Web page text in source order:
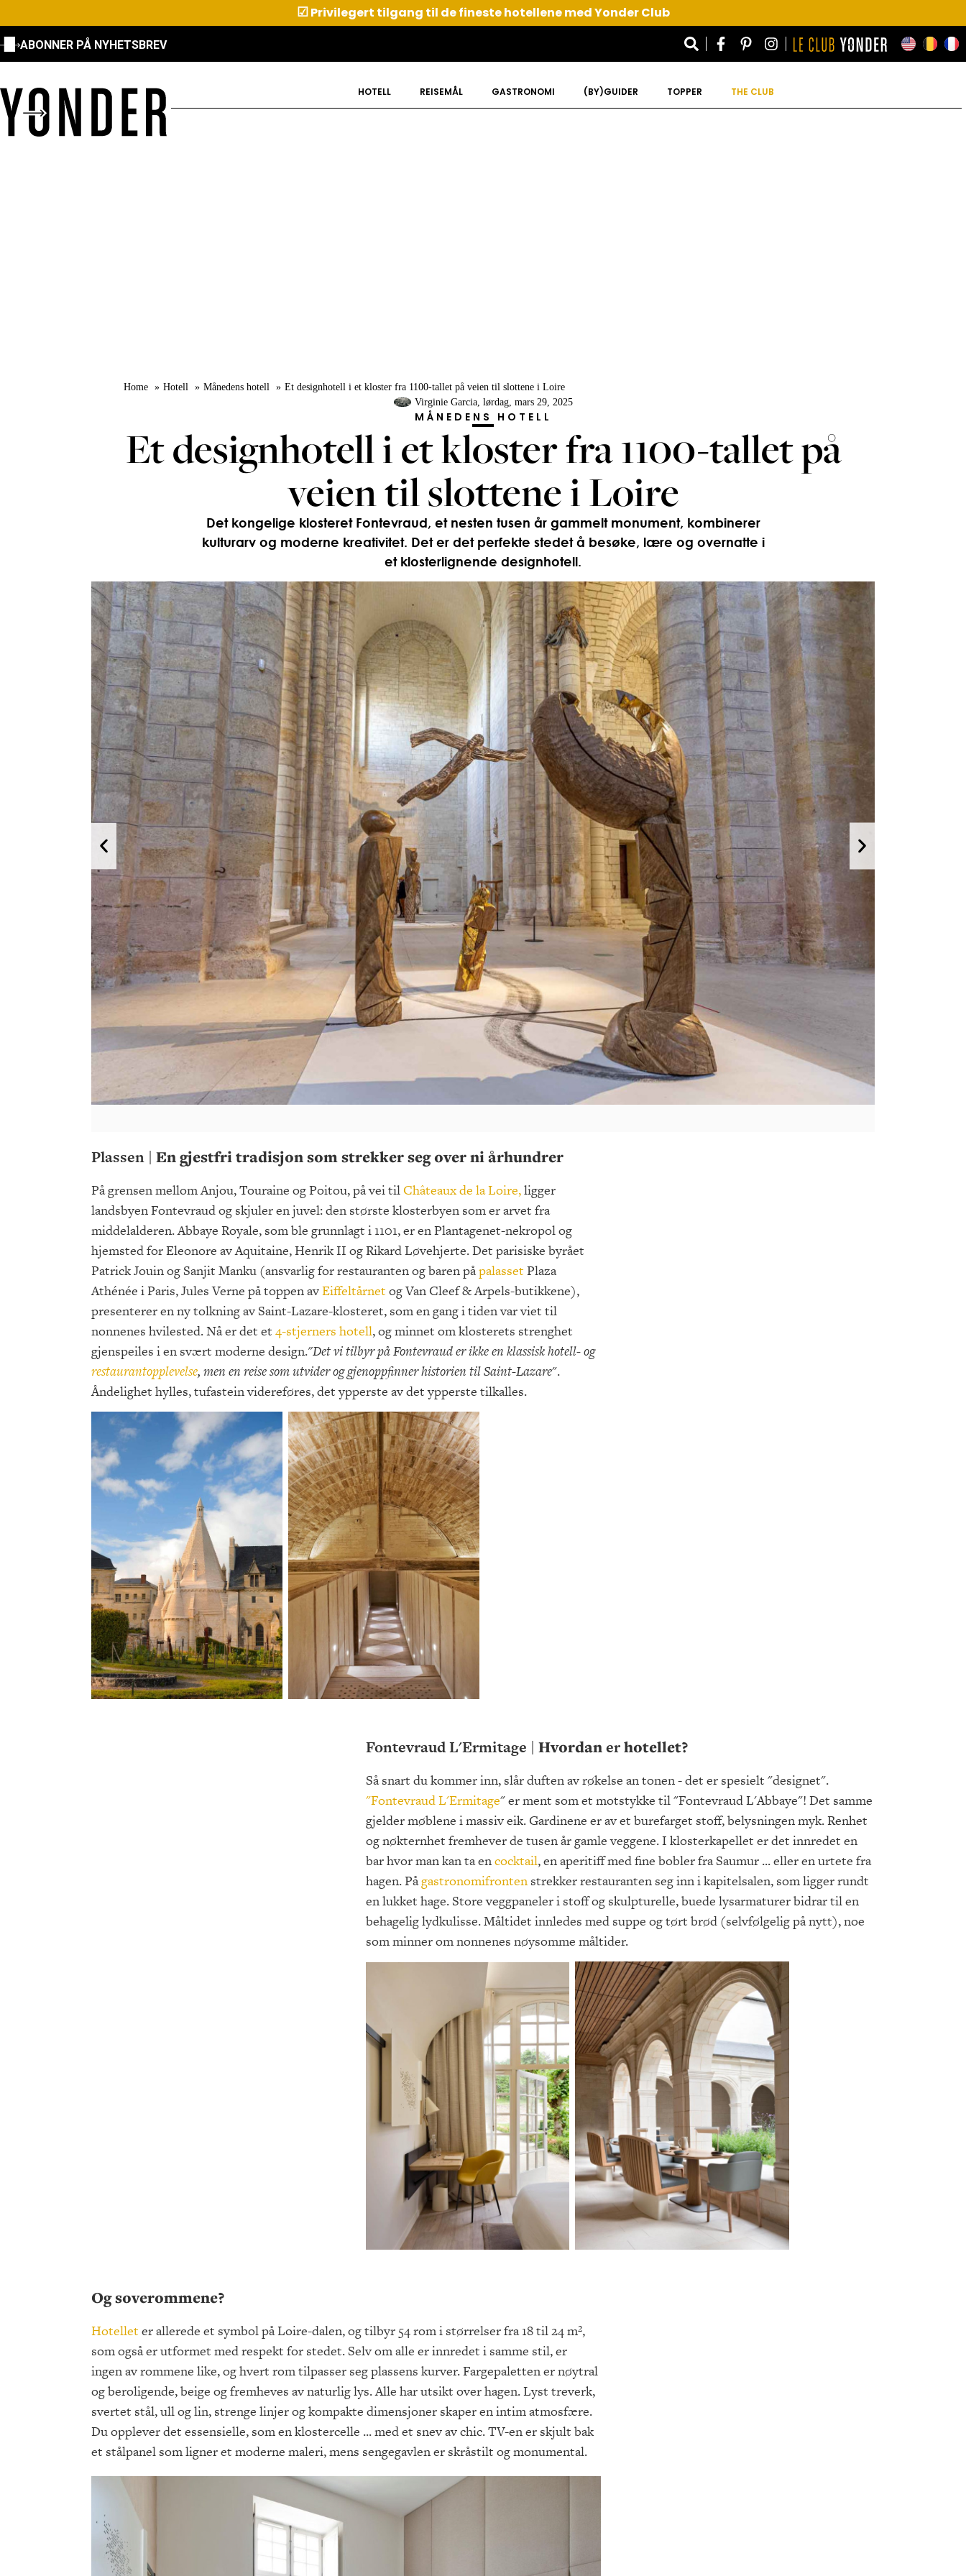
☑Privilegert tilgang til de fineste hotellene med Yonder Club
ABONNER PÅ NYHETSBREV
HOTELL REISEMÅL GASTRONOMI (BY)GUIDER TOPPER THE CLUB
Home Hotell Månedens hotell
Et designhotell i et kloster fra 1100-tallet på veien til slottene i Loire
Virginie Garcia, lørdag, mars 29, 2025
MÅNEDENS HOTELL
Et designhotell i et kloster fra 1100-tallet på
veien til slottene i Loire
Det kongelige klosteret Fontevraud, et nesten tusen år gammelt monument, kombinerer
kulturarv og moderne kreativitet. Det er det perfekte stedet å besøke, lære og overnatte i
et klosterlignende designhotell.
Plassen | En gjestfri tradisjon som strekker seg over ni århundrer
På grensen mellom Anjou, Touraine og Poitou, på vei tilChâteaux de la Loire,ligger
landsbyen Fontevraud og skjuler en juvel: den største klosterbyen som er arvet fra
middelalderen. Abbaye Royale, som ble grunnlagt i 1101, er en Plantagenet-nekropol og
hjemsted for Eleonore av Aquitaine, Henrik II og Rikard Løvehjerte. Det parisiske byrået
Patrick Jouin og Sanjit Manku (ansvarlig for restauranten og baren påpalasset Plaza
Athénée i Paris, Jules Verne på toppen avEiffeltårnet og Van Cleef & Arpels-butikkene),
presenterer en ny tolkning av Saint-Lazare-klosteret, som en gang i tiden var viet til
nonnenes hvilested. Nå er det et 4-stjerners hotell, og minnet om klosterets strenghet
gjenspeiles i en svært moderne design."Det vi tilbyr på Fontevraud er ikke en klassisk hotell- og
restaurantopplevelse, men en reise som utvider og gjenoppfinner historien til Saint-Lazare".
Åndelighet hylles, tufastein videreføres, det ypperste av det ypperste tilkalles.
Fontevraud L'Ermitage | Hvordanerhotellet?
Så snart du kommer inn, slår duften av røkelse an tonen - det er spesielt "designet".
"Fontevraud L'Ermitage" er ment som et motstykke til "Fontevraud L'Abbaye"! Det samme
gjelder møblene i massiv eik. Gardinene er av et burefarget stoff, belysningen myk. Renhet
og nøkternhet fremhever de tusen år gamle veggene. I klosterkapellet er det innredet en
bar hvor man kan ta encocktail, en aperitiff med fine bobler fra Saumur ... eller en urtete fra
hagen. Pågastronomifrontenstrekker restauranten seg inn i kapitelsalen, som ligger rundt
en lukket hage. Store veggpaneler i stoff og skulpturelle, buede lysarmaturer bidrar til en
behagelig lydkulisse. Måltidet innledes med suppe og tørt brød (selvfølgelig på nytt), noe
som minner om nonnenes nøysomme måltider.
Og soverommene?
Hotellet er allerede et symbol på Loire-dalen, og tilbyr 54 rom i størrelser fra 18 til 24 m²,
som også er utformet med respekt for stedet. Selv om alle er innredet i samme stil, er
ingen av rommene like, og hvert rom tilpasser seg plassens kurver. Fargepaletten er nøytral
og beroligende, beige og fremheves av naturlig lys. Alle har utsikt over hagen. Lyst treverk,
svertet stål, ull og lin, strenge linjer og kompakte dimensjoner skaper en intim atmosfære.
Du opplever det essensielle, som en klostercelle ... med et snev av chic. TV-en er skjult bak
et stålpanel som ligner et moderne maleri, mens sengegavlen er skråstilt og monumental.